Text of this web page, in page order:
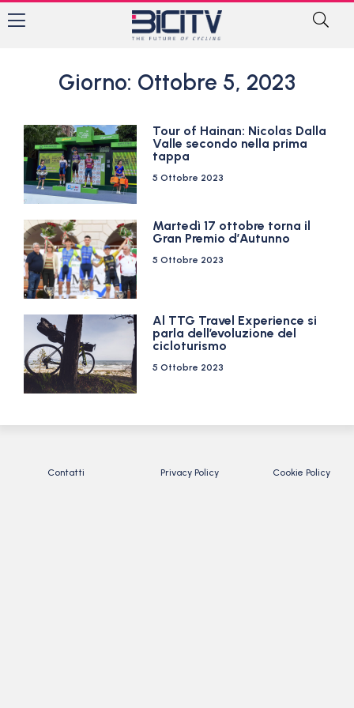
Giorno: Ottobre 5, 2023
Tour of Hainan: Nicolas Dalla
Valle secondo nella prima
tappa
5 Ottobre 2023
Martedì 17 ottobre torna il
Gran Premio d’Autunno
5 Ottobre 2023
Al TTG Travel Experience si
parla dell’evoluzione del
cicloturismo
5 Ottobre 2023
Contatti Privacy Policy Cookie Policy